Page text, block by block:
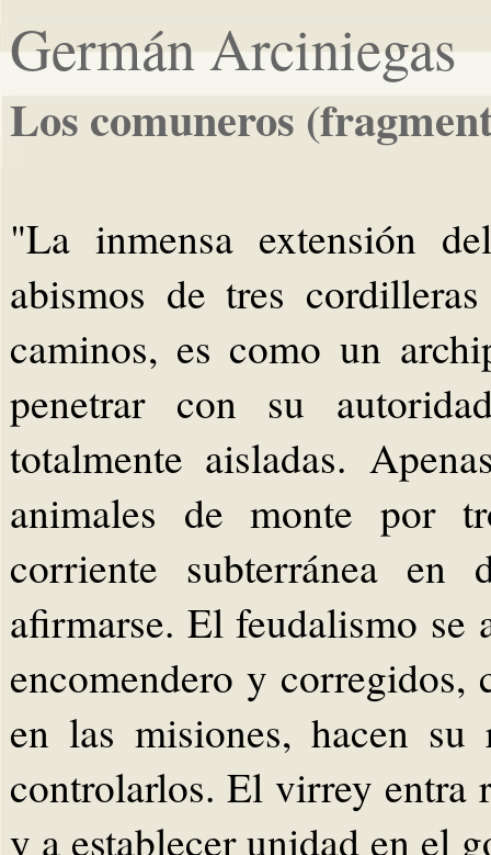
Germán Arciniegas
Los comuneros
"La inmensa extensión
abismos de tres
caminos, es como un
penetrar con su
totalmente aisladas.
animales de monte por
corriente subterránea
afirmarse. El feudalismo se
encomendero y
en las misiones, hacen
controlarlos. El virrey entra
y a establecer unidad en el